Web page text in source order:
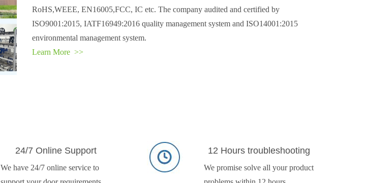
RoHS,WEEE, EN16005,FCC, IC etc. The company audited and certified by
ISO9001:2015, IATF16949:2016 quality management system and ISO14001:2015
environmental management system.
Learn More >>
24/7 Online Support
We have 24/7 online service to
12 Hours troubleshooting
We promise solve all your product